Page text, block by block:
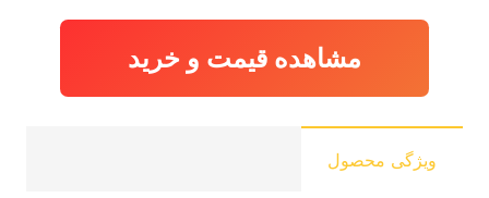
مشاهده قیمت و خرید
ویژگی محصول